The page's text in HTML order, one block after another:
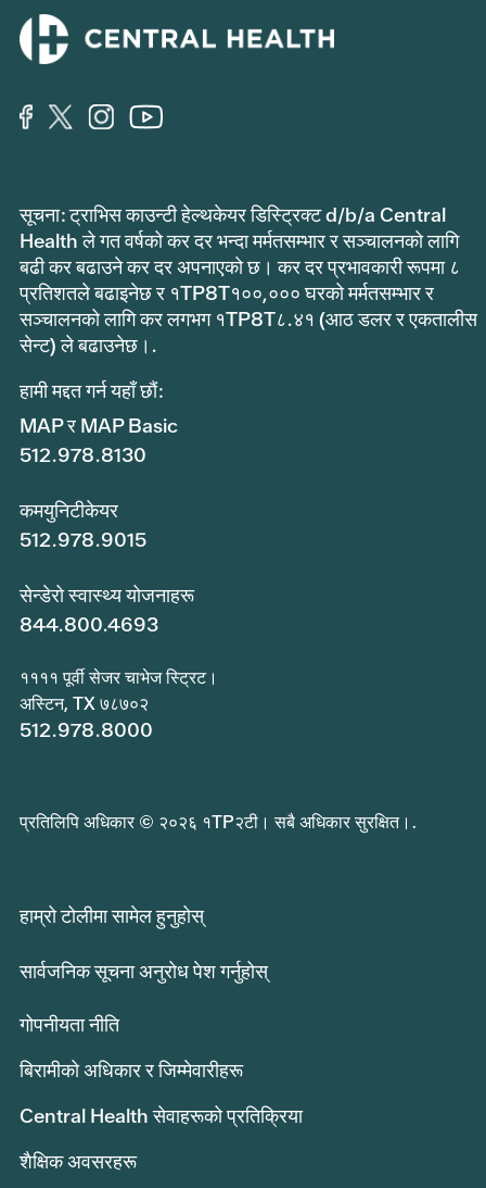
सूचना: ट्राभिस काउन्टी हेल्थकेयर डिस्ट्रिक्ट d/b/a Central
Health ले गत वर्षको कर दर भन्दा मर्मतसम्भार र सञ्चालनको लागि
बढी कर बढाउने कर दर अपनाएको छ। कर दर प्रभावकारी रूपमा ८
प्रतिशतले बढाइनेछ र १TP8T१००,००० घरको मर्मतसम्भार र
सञ्चालनको लागि कर लगभग १TP8T८.४१ (आठ डलर र एकतालीस
सेन्ट) ले बढाउनेछ।.
हामी मद्दत गर्न यहाँ छौं:
MAP र MAP Basic
512.978.8130
कमयुनिटीकेयर
512.978.9015
सेन्डेरो स्वास्थ्य योजनाहरू
844.800.4693
११११ पूर्वी सेजर चाभेज स्ट्रिट।
अस्टिन, TX ७८७०२
512.978.8000
प्रतिलिपि अधिकार © २०२६ १TP२टी। सबै अधिकार सुरक्षित।.
हाम्रो टोलीमा सामेल हुनुहोस्
सार्वजनिक सूचना अनुरोध पेश गर्नुहोस्
गोपनीयता नीति
बिरामीको अधिकार र जिम्मेवारीहरू
Central Health सेवाहरूको प्रतिक्रिया
शैक्षिक अवसरहरू